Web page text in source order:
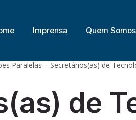
Imprensa Quem Somos
Paralelas Secretários(as) de
de